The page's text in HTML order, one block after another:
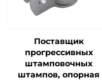
Поставщик
прогрессивных
штамповочных
штампов, опорная